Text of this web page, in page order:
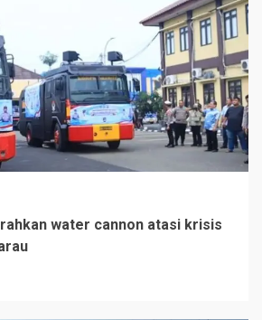
water cannon atasi krisis